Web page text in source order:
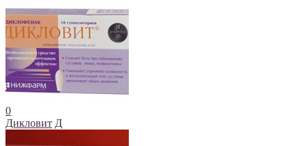
0
Дикловит Д